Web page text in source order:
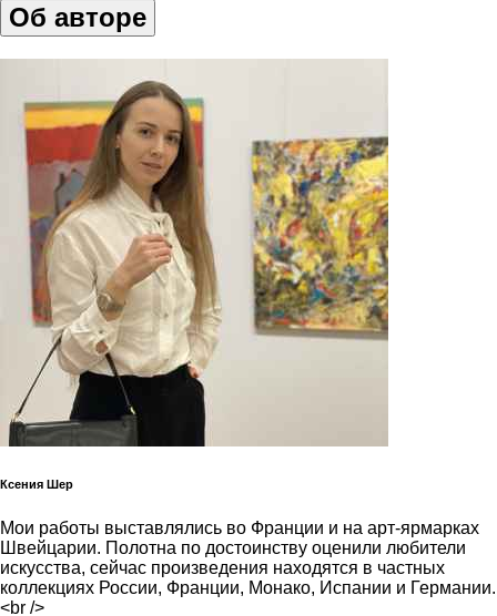
Об авторе
Ксения Шер
Мои работы выставлялись во Франции и на арт-ярмарках
Швейцарии. Полотна по достоинству оценили любители
искусства, сейчас произведения находятся в частных
коллекциях России, Франции, Монако, Испании и Германии.
<br />